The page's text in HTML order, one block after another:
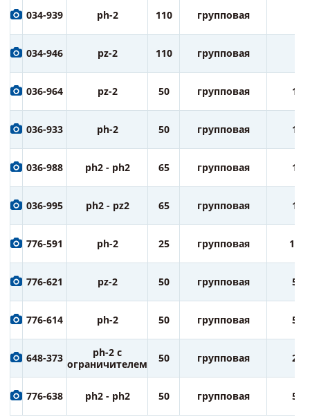
034-939 ph-2 110 групповая
034-946 pz-2 110 групповая
036-964 pz-2 50 групповая 10
036-933 ph-2 50 групповая 10
036-988 ph2 - ph2 65 групповая 10
036-995 ph2 - pz2 65 групповая 10
776-591 ph-2 25 групповая 100
776-621 pz-2 50 групповая 50
776-614 ph-2 50 групповая 50
648-373
ph-2 с
ограничителем
50 групповая 25
776-638 ph2 - ph2 50 групповая 50